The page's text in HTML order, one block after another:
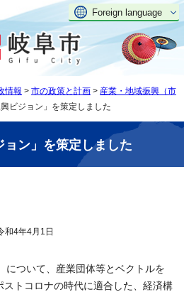
Foreign language
情報 > 市の政策と計画 > 産業・地域振興（市
ビジョン」を策定しました
ョン」を策定しました
4年4月1日
ついて、産業団体等とベクトルを
トコロナの時代に適合した、経済構